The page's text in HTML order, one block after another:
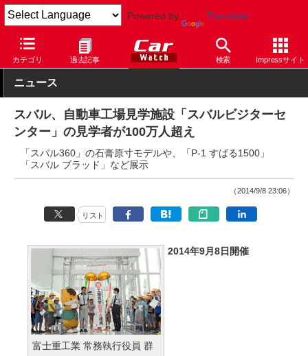
Powered by Translate
カテゴリ 過去記事 検索 Impressサイト
Car Watch 自動車 スバル その他
ニュース
スバル、自動車工場見学施設「スバルビジターセ
ンター」の見学者が100万人超え
「スバル360」の石膏原寸モデルや、「P-1 すばる1500」
「スバル ブラッド」など展示
（2014/9/8 23:06）
リスト
富士重工業 常務執行役員 群
2014年9月8日開催